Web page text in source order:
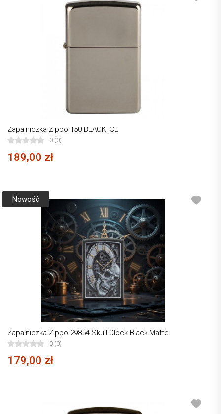
Zapalniczka Zippo 150 BLACK ICE
0 (0)
189,00 zł
Nowość
Zapalniczka Zippo 29854 Skull Clock Black Matte
0 (0)
179,00 zł